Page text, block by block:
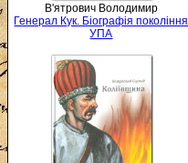
В'ятрович Володимир
Генерал Кук. Біографія покоління
УПА